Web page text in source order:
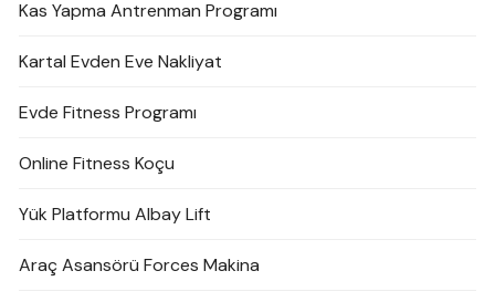
Kas Yapma Antrenman Programı
Kartal Evden Eve Nakliyat
Evde Fitness Programı
Online Fitness Koçu
Yük Platformu Albay Lift
Araç Asansörü Forces Makina